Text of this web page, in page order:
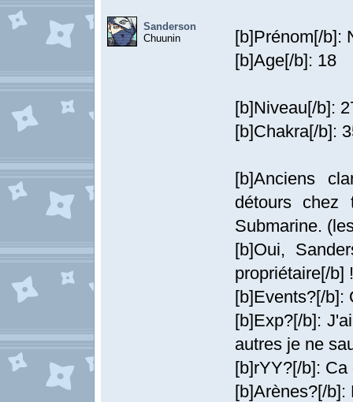
Sanderson
Chuunin
[b]Prénom[/b]:
[b]Age[/b]: 18
[b]Niveau[/b]:
[b]Chakra[/b]:
[b]Anciens
détours chez
Submarine.
[b]Oui,
propriétaire[/b] !
[b]Events?[/b]:
[b]Exp?[/b]:
autres je ne
[b]rYY?[/b]: Ca
[b]Arènes?[/b]: